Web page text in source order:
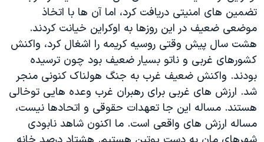
تضمین های امنیتی دریافت کرد، اما آن ها با اتخاذ
موضعی ضعیف در این روزها به اوکراین خیانت کردند.
هشت سال پیش وقتی روسیه کریمه را اشغال کرد، واکنش
کشورهای غربی و ناتو بسیار ضعیف بود چون ترسیده
بودند. واکنش ضعیف غرب به جنگ هولناک کنونی منجر
شد. ارزش های غربی برای رهبران غرب وعده هایی توخالی
هستند. مساله این جا تعهدات حقوقی و اتحادها نیست،
مساله ارزش های واقعی است. ما اکنون شاهد نابودی